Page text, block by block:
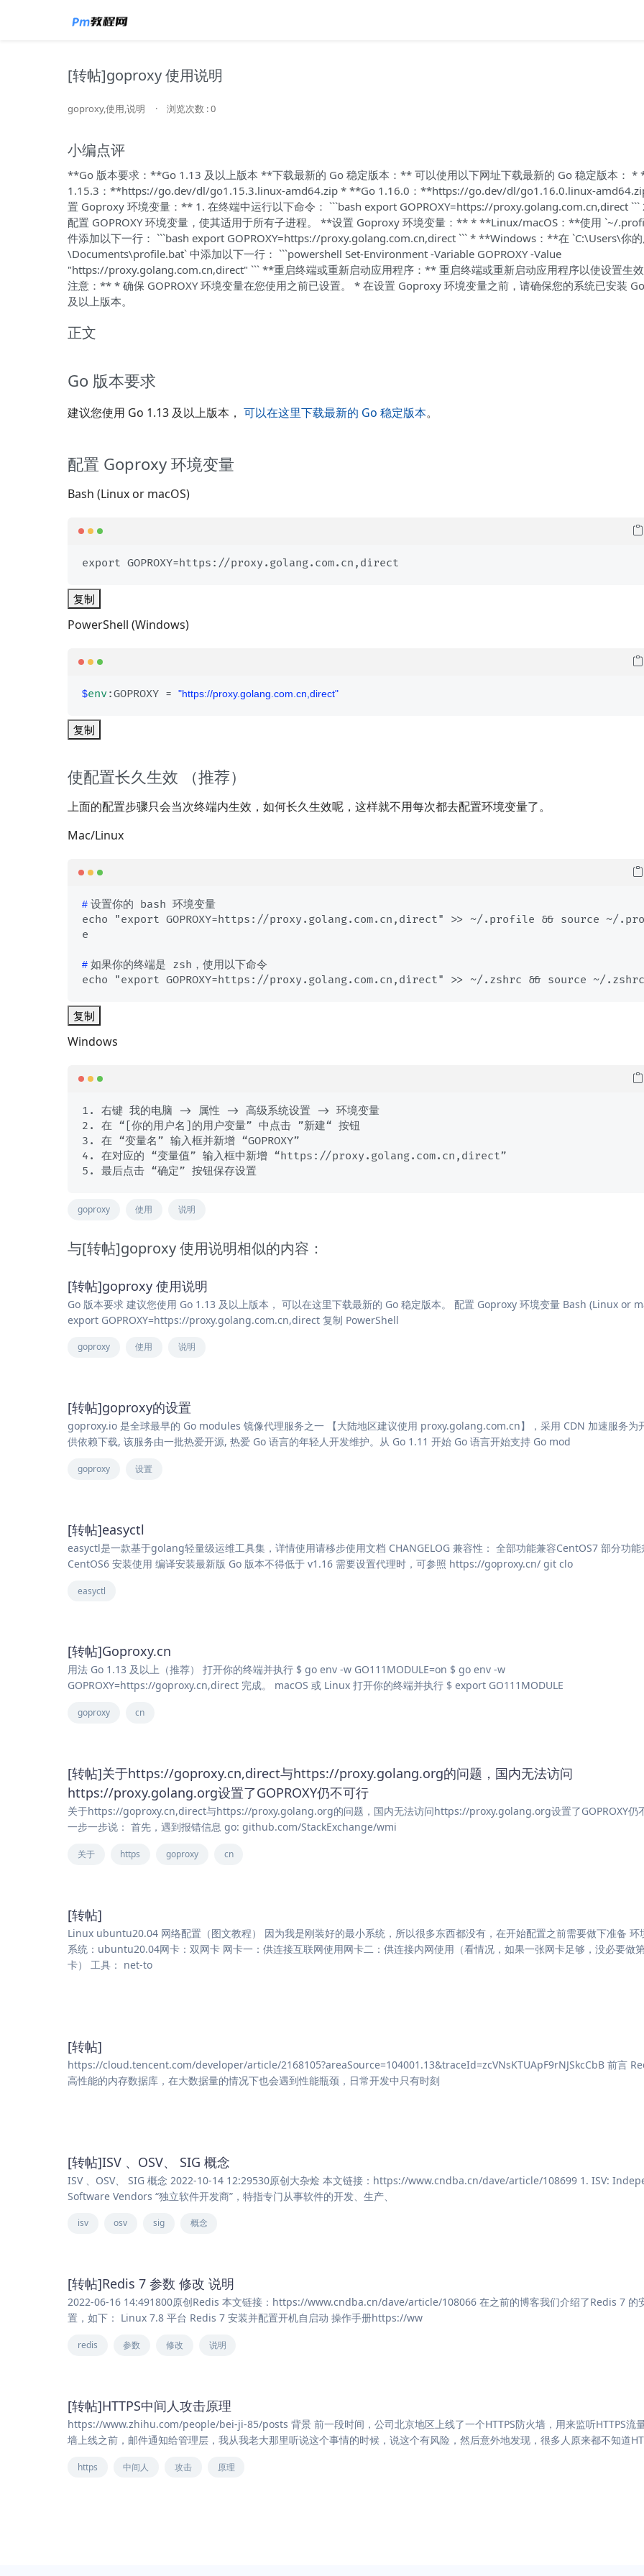
[转帖]goproxy 使用说明
goproxy,使用,说明 · 浏览次数 : 0
小编点评
**Go 版本要求：**Go 1.13 及以上版本 **下载最新的 Go 稳定版本：** 可以使用以下网址下载最新的 Go 稳定版本： *
1.15.3：**https://go.dev/dl/go1.15.3.linux-amd64.zip * **Go 1.16.0：**https://go.dev/dl/go1.16.0.linux-
置 Goproxy 环境变量：** 1. 在终端中运行以下命令： ```bash export GOPROXY=https://proxy.golang.com.cn,direct ```
配置 GOPROXY 环境变量，使其适用于所有子进程。 **设置 Goproxy 环境变量：** * **Linux/macOS：**使用 `~/
件添加以下一行： ```bash export GOPROXY=https://proxy.golang.com.cn,direct ``` * **Windows：**在 `C:\Users\你
\Documents\profile.bat` 中添加以下一行： ```powershell Set-Environment -Variable GOPROXY -Value
"https://proxy.golang.com.cn,direct" ``` **重启终端或重新启动应用程序：** 重启终端或重新启动应用程序以使设置生
注意：** * 确保 GOPROXY 环境变量在您使用之前已设置。 * 在设置 Goproxy 环境变量之前，请确保您的系统已安装
及以上版本。
正文
Go 版本要求
建议您使用 Go 1.13 及以上版本， 可以在这里下载最新的 Go 稳定版本。
配置 Goproxy 环境变量
Bash (Linux or macOS)
export GOPROXY=https://proxy.golang.com.cn,direct
复制
PowerShell (Windows)
$env:GOPROXY = "https://proxy.golang.com.cn,direct"
复制
使配置长久生效 （推荐）
上面的配置步骤只会当次终端内生效，如何长久生效呢，这样就不用每次都去配置环境变量了。
Mac/Linux
# 设置你的 bash 环境变量
echo "export GOPROXY=https://proxy.golang.com.cn,direct" >> ~/.profile && source ~/
# 如果你的终端是 zsh，使用以下命令
echo "export GOPROXY=https://proxy.golang.com.cn,direct" >> ~/.zshrc && source ~/.zshrc
复制
Windows
1. 右键 我的电脑 -> 属性 -> 高级系统设置 -> 环境变量
2. 在 “[你的用户名]的用户变量” 中点击 ”新建“ 按钮
3. 在 “变量名” 输入框并新增 “GOPROXY”
4. 在对应的 “变量值” 输入框中新增 “https://proxy.golang.com.cn,direct”
5. 最后点击 “确定” 按钮保存设置
goproxy 使用 说明
与[转帖]goproxy 使用说明相似的内容：
[转帖]goproxy 使用说明
Go 版本要求 建议您使用 Go 1.13 及以上版本， 可以在这里下载最新的 Go 稳定版本。 配置 Goproxy 环境变量 Bash (Linux or
export GOPROXY=https://proxy.golang.com.cn,direct 复制 PowerShell
goproxy 使用 说明
[转帖]goproxy的设置
goproxy.io 是全球最早的 Go modules 镜像代理服务之一 【大陆地区建议使用 proxy.golang.com.cn】，采用 CDN 加速服务为
供依赖下载, 该服务由一批热爱开源, 热爱 Go 语言的年轻人开发维护。从 Go 1.11 开始 Go 语言开始支持 Go mod
goproxy 设置
[转帖]easyctl
easyctl是一款基于golang轻量级运维工具集，详情使用请移步使用文档 CHANGELOG 兼容性： 全部功能兼容CentOS7 部分功能
CentOS6 安装使用 编译安装最新版 Go 版本不得低于 v1.16 需要设置代理时，可参照 https://goproxy.cn/ git clo
easyctl
[转帖]Goproxy.cn
用法 Go 1.13 及以上（推荐） 打开你的终端并执行 $ go env -w GO111MODULE=on $ go env -w
GOPROXY=https://goproxy.cn,direct 完成。 macOS 或 Linux 打开你的终端并执行 $ export GO111MODULE
goproxy cn
[转帖]关于https://goproxy.cn,direct与https://proxy.golang.org的问题，国内无法访问
https://proxy.golang.org设置了GOPROXY仍不可行
关于https://goproxy.cn,direct与https://proxy.golang.org的问题，国内无法访问https://proxy.golang.org设置了GOPROXY仍
一步一步说： 首先，遇到报错信息 go: github.com/StackExchange/wmi
关于 https goproxy cn
[转帖]
Linux ubuntu20.04 网络配置（图文教程） 因为我是刚装好的最小系统，所以很多东西都没有，在开始配置之前需要做下准备 环
系统：ubuntu20.04网卡：双网卡 网卡一：供连接互联网使用网卡二：供连接内网使用（看情况，如果一张网卡足够，没必要做
卡） 工具： net-to
[转帖]
https://cloud.tencent.com/developer/article/2168105?areaSource=104001.13&traceId=zcVNsKTUApF9rNJSkcCbB 前言
高性能的内存数据库，在大数据量的情况下也会遇到性能瓶颈，日常开发中只有时刻
[转帖]ISV 、OSV、 SIG 概念
ISV 、OSV、 SIG 概念 2022-10-14 12:29530原创大杂烩 本文链接：https://www.cndba.cn/dave/article/108699 1. ISV:
Software Vendors “独立软件开发商”，特指专门从事软件的开发、生产、
isv osv sig 概念
[转帖]Redis 7 参数 修改 说明
2022-06-16 14:491800原创Redis 本文链接：https://www.cndba.cn/dave/article/108066 在之前的博客我们介绍了Redis 7 的
置，如下： Linux 7.8 平台 Redis 7 安装并配置开机自启动 操作手册https://ww
redis 参数 修改 说明
[转帖]HTTPS中间人攻击原理
https://www.zhihu.com/people/bei-ji-85/posts 背景 前一段时间，公司北京地区上线了一个HTTPS防火墙，用来监听HTTPS流
墙上线之前，邮件通知给管理层，我从我老大那里听说这个事情的时候，说这个有风险，然后意外地发现，很多人原来都不知道
https 中间人 攻击 原理